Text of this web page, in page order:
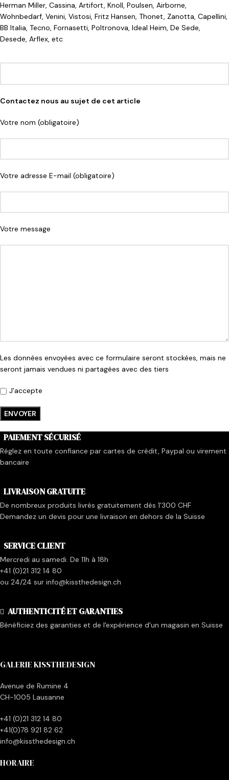
Herman Miller, Cassina, Artifort, Knoll, Poulsen, Airborne,
Wohnbedarf, Venini, Vistosi, Fritz Hansen, Thonet, Zanotta, Capellini,
BB Italia, Tecno, Fornasetti, Poltronova, Ideal Heim, De Sede,
Desede, Arflex, etc
Contactez nous au sujet de cet article
Votre nom (obligatoire)
Votre adresse E-mail (obligatoire)
Votre message
Les données envoyées avec ce formulaire seront stockées, mais ne
seront jamais vendues ni partagées avec des tiers
J'accepte
PAIEMENT SÉCURISÉ
Réglez en toute confiance par cartes de crédit, Paypal ou virement
bancaire
LIVRAISON GRATUITE
De nombreux produits livrés gratuitement dès 1'300 CHF
Demandez un devis pour une livraison en dehors de la Suisse
SERVICE CLIENT
Mercredi au samedi. De 11h à 18h
+41 (0)21 312 14 80
ou 24/24 sur info@kissthedesign.ch
AUTHENTICITÉ ET GARANTIES
Bénéficiez des garanties et de l'expérience d'un magasin en Suisse
GALERIE KISSTHEDESIGN
Avenue de Rumine 4
CH-1005 Lausanne
+41 (0)21 312 14 80
+41(0)78 921 82 62
info@kissthedesign.ch
HORAIRE